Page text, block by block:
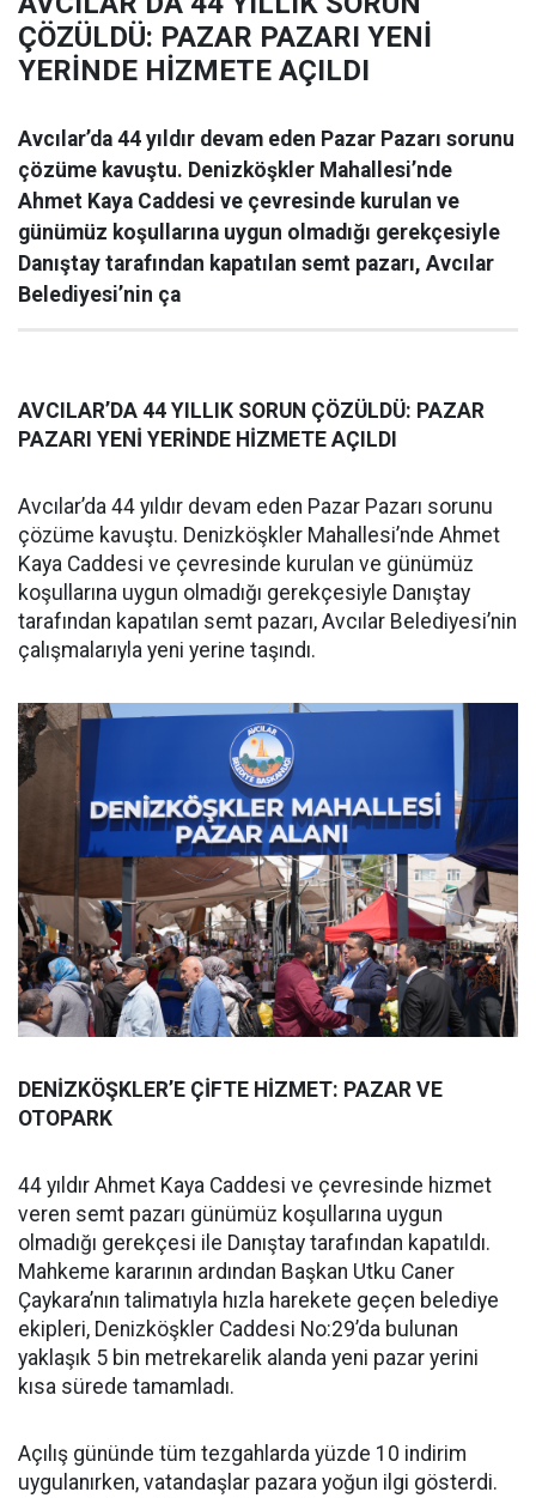
ÇÖZÜLDÜ: PAZAR PAZARI YENİ
YERİNDE HİZMETE AÇILDI
Avcılar’da 44 yıldır devam eden Pazar Pazarı sorunu
çözüme kavuştu. Denizköşkler Mahallesi’nde
Ahmet Kaya Caddesi ve çevresinde kurulan ve
günümüz koşullarına uygun olmadığı gerekçesiyle
Danıştay tarafından kapatılan semt pazarı, Avcılar
Belediyesi’nin ça
AVCILAR’DA 44 YILLIK SORUN ÇÖZÜLDÜ: PAZAR
PAZARI YENİ YERİNDE HİZMETE AÇILDI
Avcılar’da 44 yıldır devam eden Pazar Pazarı sorunu
çözüme kavuştu. Denizköşkler Mahallesi’nde Ahmet
Kaya Caddesi ve çevresinde kurulan ve günümüz
koşullarına uygun olmadığı gerekçesiyle Danıştay
tarafından kapatılan semt pazarı, Avcılar Belediyesi’nin
çalışmalarıyla yeni yerine taşındı.
DENİZKÖŞKLER’E ÇİFTE HİZMET: PAZAR VE
OTOPARK
44 yıldır Ahmet Kaya Caddesi ve çevresinde hizmet
veren semt pazarı günümüz koşullarına uygun
olmadığı gerekçesi ile Danıştay tarafından kapatıldı.
Mahkeme kararının ardından Başkan Utku Caner
Çaykara’nın talimatıyla hızla harekete geçen belediye
ekipleri, Denizköşkler Caddesi No:29’da bulunan
yaklaşık 5 bin metrekarelik alanda yeni pazar yerini
kısa sürede tamamladı.
Açılış gününde tüm tezgahlarda yüzde 10 indirim
uygulanırken, vatandaşlar pazara yoğun ilgi gösterdi.